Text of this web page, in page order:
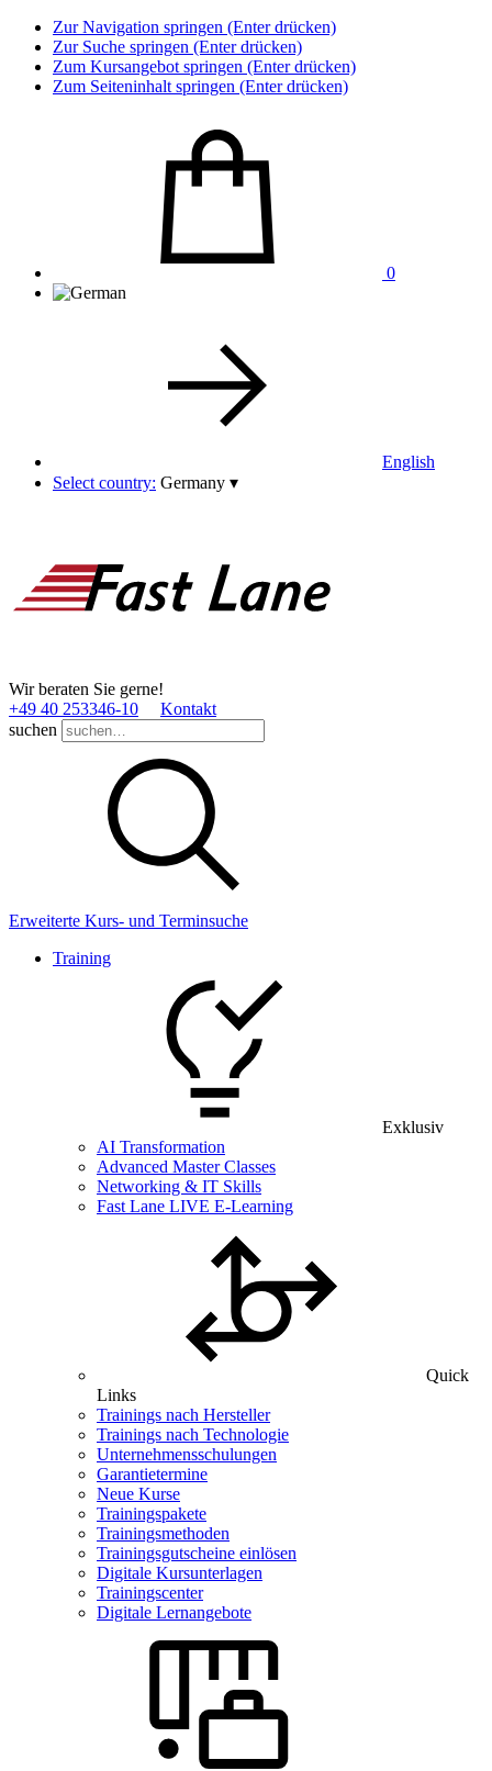
Zur Navigation springen (Enter drücken)
Zur Suche springen (Enter drücken)
Zum Kursangebot springen (Enter drücken)
Zum Seiteninhalt springen (Enter drücken)
0
English
Select country: Germany ▾
Wir beraten Sie gerne!
+49 40 253346­-10
Kontakt
suchen
Erweiterte Kurs- und Terminsuche
Training
Exklusiv
AI Transformation
Advanced Master Classes
Networking & IT Skills
Fast Lane LIVE E-Learning
Quick
Links
Trainings nach Hersteller
Trainings nach Technologie
Unternehmensschulungen
Garantietermine
Neue Kurse
Trainingspakete
Trainingsmethoden
Trainingsgutscheine einlösen
Digitale Kursunterlagen
Trainingscenter
Digitale Lernangebote